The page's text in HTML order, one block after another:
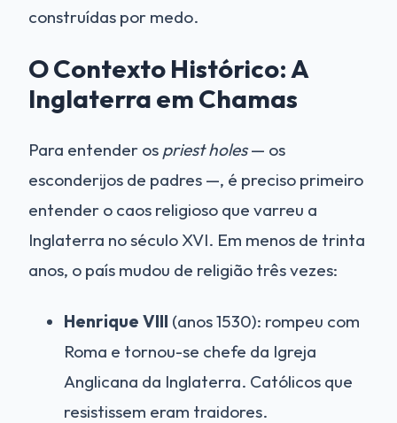
construídas por medo.
O Contexto Histórico: A
Inglaterra em Chamas
Para entender os priest holes— os
esconderijos de padres —, é preciso primeiro
entender o caos religioso que varreu a
Inglaterra no século XVI. Em menos de trinta
anos, o país mudou de religião três vezes:
Henrique VIII (anos 1530): rompeu com
Roma e tornou-se chefe da Igreja
Anglicana da Inglaterra. Católicos que
resistissem eram traidores.